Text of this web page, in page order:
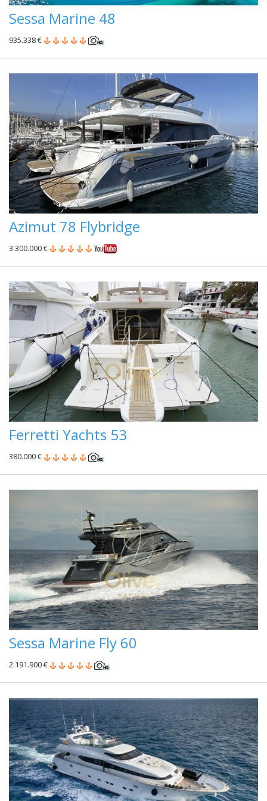
Sessa Marine 48
935.338 €
Azimut 78 Flybridge
3.300.000 €
Ferretti Yachts 53
380.000 €
Sessa Marine Fly 60
2.191.900 €